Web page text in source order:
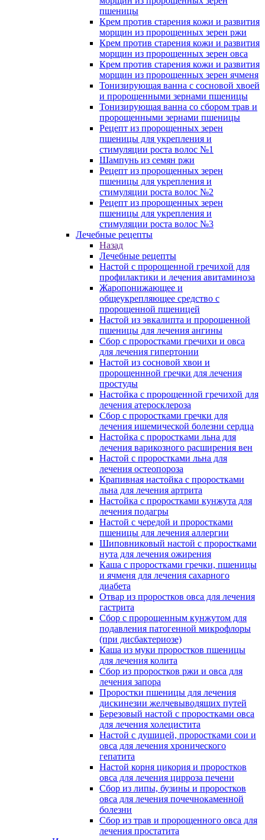
пшеницы
Крем против старения кожи и развития
морщин из пророщенных зерен ржи
Крем против старения кожи и развития
морщин из пророщенных зерен овса
Крем против старения кожи и развития
морщин из пророщенных зерен ячменя
Тонизирующая ванна с сосновой хвоей
и пророщенными зернами пшеницы
Тонизирующая ванна со сбором трав и
пророщенными зернами пшеницы
Рецепт из пророщенных зерен
пшеницы для укрепления и
стимуляции роста волос №1
Шампунь из семян ржи
Рецепт из пророщенных зерен
пшеницы для укрепления и
стимуляции роста волос №2
Рецепт из пророщенных зерен
пшеницы для укрепления и
стимуляции роста волос №3
Лечебные рецепты
Назад
Лечебные рецепты
Настой с пророщенной гречихой для
профилактики и лечения авитаминоза
Жаропонижающее и
общеукрепляющее средство с
пророщенной пшеницей
Настой из эвкалипта и пророщенной
пшеницы для лечения ангины
Сбор с проростками гречихи и овса
для лечения гипертонии
Настой из сосновой хвои и
пророщеннной гречки для лечения
простуды
Настойка с пророщенной гречихой для
лечения атеросклероза
Сбор с проростками гречки для
лечения ишемической болезни сердца
Настойка с проростками льна для
лечения варикозного расширения вен
Настой с проростками льна для
лечения остеопороза
Крапивная настойка с проростками
льна для лечения артрита
Настойка с проростками кунжута для
лечения подагры
Настой с чередой и проростками
пшеницы для лечения аллергии
Шиповниковый настой с проростками
нута для лечения ожирения
Каша с проростками гречки, пшеницы
и ячменя для лечения сахарного
диабета
Отвар из проростков овса для лечения
гастрита
Сбор с пророщенным кунжутом для
подавления патогенной микрофлоры
(при дисбактериозе)
Каша из муки проростков пшеницы
для лечения колита
Сбор из проростков ржи и овса для
лечения запора
Проростки пшеницы для лечения
дискинезии желчевыводящих путей
Березовый настой с проростками овса
для лечения холецистита
Настой с душицей, проростками сои и
овса для лечения хронического
гепатита
Настой корня цикория и проростков
овса для лечения цирроза печени
Сбор из липы, бузины и проростков
овса для лечения почечнокаменной
болезни
Сбор из трав и пророщенного овса для
лечения простатита